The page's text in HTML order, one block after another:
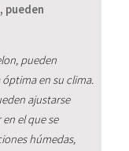
pueden
pueden
en su clima.
ajustarse
el que se
húmedas,